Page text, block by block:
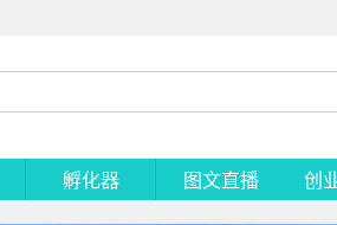
孵化器 图文直播 创